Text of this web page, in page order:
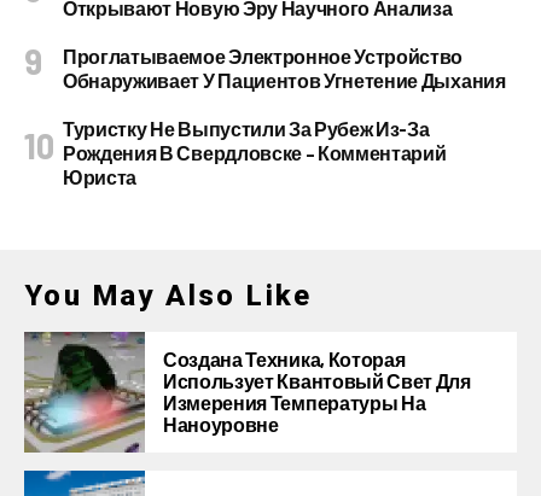
Открывают Новую Эру Научного Анализа
Проглатываемое Электронное Устройство
Обнаруживает У Пациентов Угнетение Дыхания
Туристку Не Выпустили За Рубеж Из-За
Рождения В Свердловске – Комментарий
Юриста
You May Also Like
Создана Техника, Которая
Использует Квантовый Свет Для
Измерения Температуры На
Наноуровне